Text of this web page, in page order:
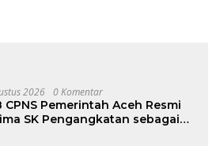
2026 0 Komentar
CPNS Pemerintah Aceh Resmi
SK Pengangkatan sebagai